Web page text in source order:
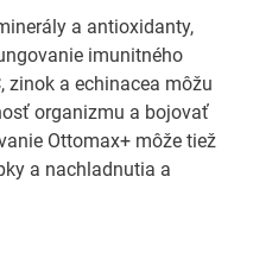
a antioxidanty,
imunitného
zinok a echinacea môžu
organizmu a bojovať
Ottomax+ môže tiež
a nachladnutia a